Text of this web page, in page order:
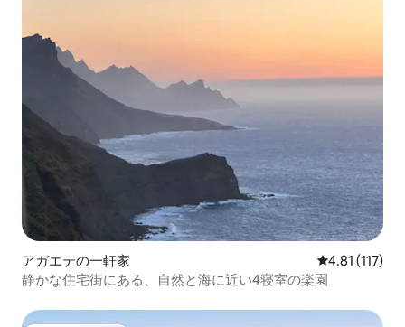
アガエテの一軒家 レビュー117
4.81 (117)
静かな住宅街にある、自然と海に近い4寝室の楽園